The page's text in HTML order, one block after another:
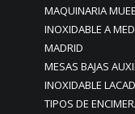
MAQUINARIA
INOXIDABLE A
MADRID
MESAS BAJAS
INOXIDABLE
TIPOS DE